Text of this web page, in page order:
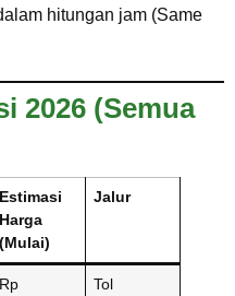
hitungan jam (Same
2026 (Semua
Estimasi
Harga
(Mulai)
Jalur
Rp
Tol